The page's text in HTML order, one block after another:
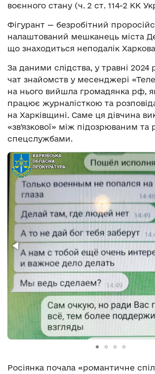
воєнного стану (ч. 2 ст. 114-2 КК
Фігурант — безробітний
налаштований мешканець міста
що знаходиться неподалік
За даними слідства, у травні 2024
чат знайомств у месенджері
на нього вийшла громадянка рф,
працює журналісткою та
на Харківщині. Саме ця дівчина
«звʼязкової» між підозрюваним та
спецслужбами.
Росіянка почала «романтичне